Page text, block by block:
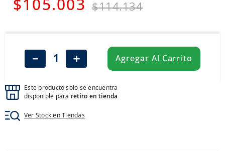
$105.003 $114.134
＋
－ Agregar Al Carrito
Este producto solo se encuentra
disponible para retiro en tienda
Ver Stock en Tiendas
8.
aceite